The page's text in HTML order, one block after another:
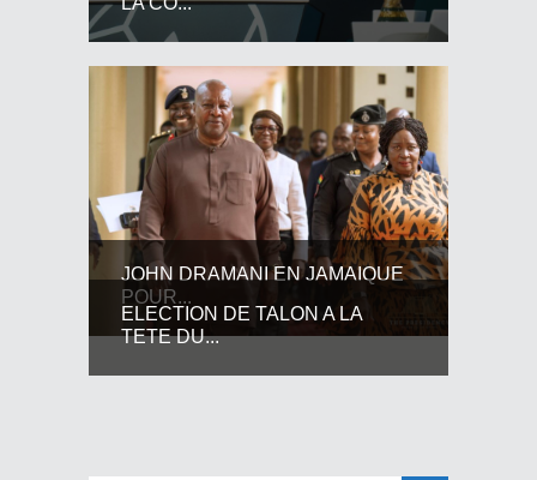
JOHN DRAMANI EN JAMAIQUE
POUR...
ELECTION DE TALON A LA
TETE DU...